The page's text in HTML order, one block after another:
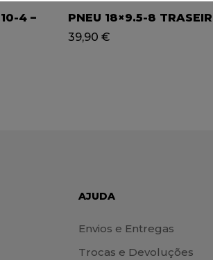
4 –
PNEU 18×9.5-8
39,90 €
AJUDA
Envios e Entregas
Trocas e Devoluções